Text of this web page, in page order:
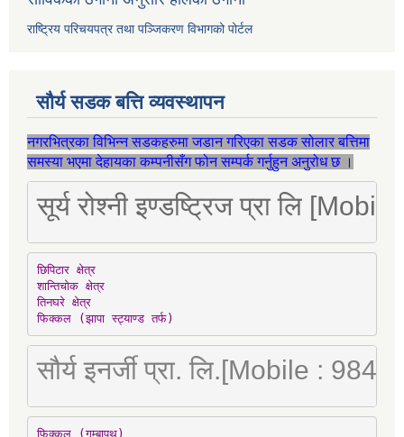
राष्ट्रिय परिचयपत्र तथा पञ्जिकरण विभागको पोर्टल
सौर्य सडक बत्ति व्यवस्थापन
नगरभित्रका विभिन्न सडकहरुमा जडान गरिएका सडक सोलार बत्तिमा
समस्या भएमा देहायका कम्पनीसँग फोन सम्पर्क गर्नुहुन अनुरोध छ ।
सूर्य रोश्नी इण्डष्ट्रिज प्रा लि
छिपिटार क्षेत्र
शान्तिचोक क्षेत्र
तिनघरे क्षेत्र
फिक्कल (झापा स्ट्याण्ड तर्फ)
सौर्य इनर्जी प्रा. लि.[Mobile :
फिक्कल (गुम्बापथ)